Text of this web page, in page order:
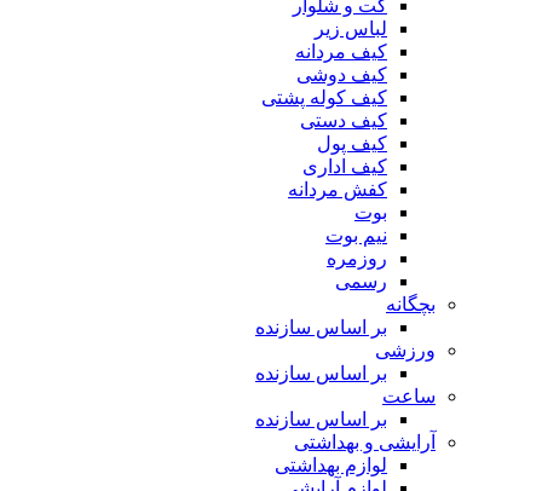
کت و شلوار
لباس زیر
کیف مردانه
کیف دوشی
کیف کوله پشتی
کیف دستی
کیف پول
کیف اداری
کفش مردانه
بوت
نیم بوت
روزمره
رسمی
بچگانه
بر اساس سازنده
ورزشی
بر اساس سازنده
ساعت
بر اساس سازنده
آرایشی و بهداشتی
لوازم بهداشتی